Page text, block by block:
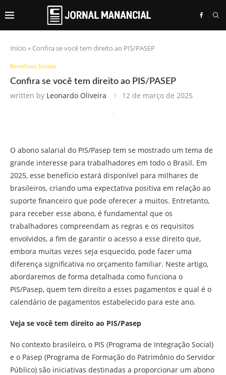
Início » Confira se você tem direito ao PIS/PASEP
Benefícios Sociais
Confira se você tem direito ao PIS/PASEP
written by Leonardo Oliveira 12 de março de 2025
O abono salarial do PIS/Pasep tem se mostrado um tema de
grande interesse para trabalhadores em todo o Brasil. Em
2025, esse benefício estará disponível para milhares de
brasileiros, criando uma expectativa positiva em relação ao
suporte financeiro que pode oferecer a muitos. Entretanto,
para receber esse abono, é fundamental que os
trabalhadores compreendam as regras e os requisitos
envolvidos, a fim de garantir o acesso a esse direito que,
embora muitas vezes seja esquecido, pode fazer uma
diferença significativa no orçamento familiar. Neste artigo,
abordaremos de forma detalhada como funciona o
PIS/Pasep, quem tem direito a esses pagamentos e qual é o
calendário de pagamentos estabelecido para este ano.
Veja se você tem direito ao PIS/Pasep
No contexto brasileiro, o PIS (Programa de Integração Social)
e o Pasep (Programa de Formação do Patrimônio do Servidor
Público) são iniciativas destinadas a proporcionar um abono